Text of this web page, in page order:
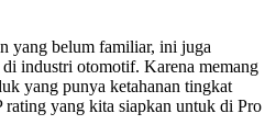
yang belum familiar, ini juga
industri otomotif. Karena memang
yang punya ketahanan tingkat
yang kita siapkan untuk di Pro